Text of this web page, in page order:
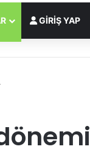
GIRIŞ YAP